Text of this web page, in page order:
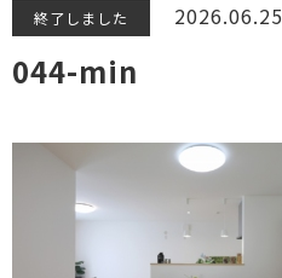
終了しました 2026.06.25
044-min